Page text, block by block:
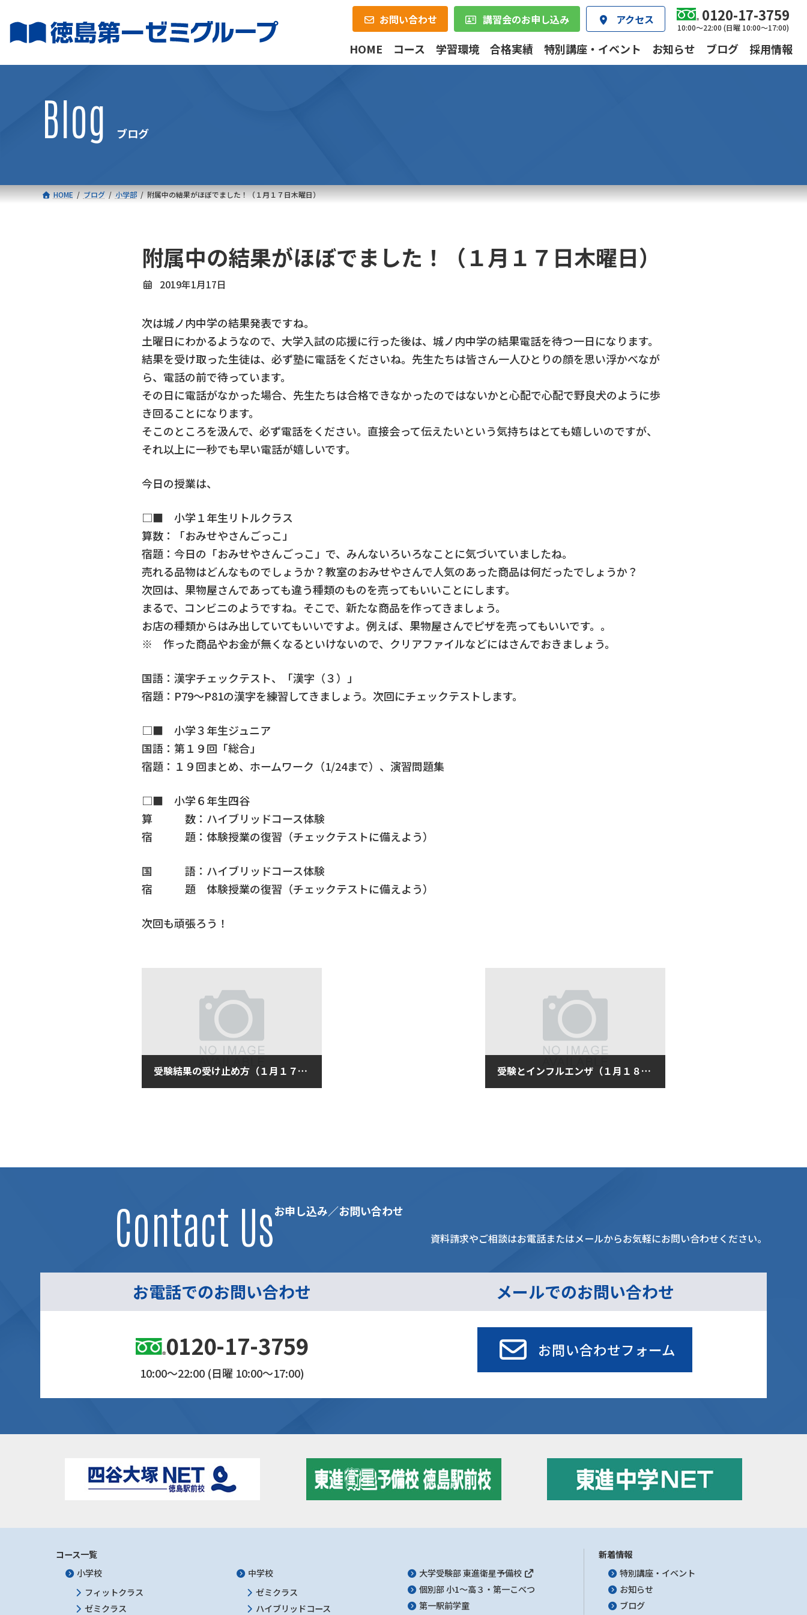
ン
テ
ビ
ゲ
お問い合わせ 講習会のお申し込み アクセス 0120-17-3759
10:00～22:00 (日曜 10:00～17:00)
HOME コース 学習環境 合格実績 特別講座・イベント お知らせ ブログ 採用情報
Blog ブログ
HOME ブログ 小学部 附属中の結果がほぼでました！（１月１７日木曜日）
附属中の結果がほぼでました！（１月１７日木曜日）
2019年1月17日
次は城ノ内中学の結果発表ですね。
土曜日にわかるようなので、大学入試の応援に行った後は、城ノ内中学の結果電話を待つ一日になります。
結果を受け取った生徒は、必ず塾に電話をくださいね。先生たちは皆さん一人ひとりの顔を思い浮かべなが
ら、電話の前で待っています。
その日に電話がなかった場合、先生たちは合格できなかったのではないかと心配で心配で野良犬のように歩
き回ることになります。
そこのところを汲んで、必ず電話をください。直接会って伝えたいという気持ちはとても嬉しいのですが、
それ以上に一秒でも早い電話が嬉しいです。
今日の授業は、
□■ 小学１年生リトルクラス
算数：「おみせやさんごっこ」
宿題：今日の「おみせやさんごっこ」で、みんないろいろなことに気づいていましたね。
売れる品物はどんなものでしょうか？教室のおみせやさんで人気のあった商品は何だったでしょうか？
次回は、果物屋さんであっても違う種類のものを売ってもいいことにします。
まるで、コンビニのようですね。そこで、新たな商品を作ってきましょう。
お店の種類からはみ出していてもいいですよ。例えば、果物屋さんでピザを売ってもいいです。。
※ 作った商品やお金が無くなるといけないので、クリアファイルなどにはさんでおきましょう。
国語：漢字チェックテスト、「漢字（３）」
宿題：P79～P81の漢字を練習してきましょう。次回にチェックテストします。
□■ 小学３年生ジュニア
国語：第１９回「総合」
宿題：１９回まとめ、ホームワーク（1/24まで）、演習問題集
□■ 小学６年生四谷
算 数：ハイブリッドコース体験
宿 題：体験授業の復習（チェックテストに備えよう）
国 語：ハイブリッドコース体験
宿 題 体験授業の復習（チェックテストに備えよう）
次回も頑張ろう！
受験結果の受け止め方（１月１７日木曜日） 受験とインフルエンザ（１月１８日金曜日）
お申し込み／お問い合わせ
Contact Us 資料請求やご相談はお電話またはメールからお気軽にお問い合わせください。
お電話でのお問い合わせ
0120-17-3759
10:00～22:00 (日曜 10:00～17:00)
メールでのお問い合わせ
お問い合わせフォーム
コース一覧
小学校
フィットクラス
ゼミクラス
中学校
ゼミクラス
ハイブリッドコース
大学受験部 東進衛星予備校
個別部 小1～高３・第一こべつ
第一駅前学童
新着情報
特別講座・イベント
お知らせ
ブログ